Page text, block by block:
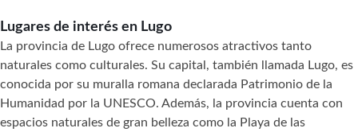
Lugares de interés en Lugo
La provincia de Lugo ofrece numerosos atractivos tanto
naturales como culturales. Su capital, también llamada Lugo, es
conocida por su muralla romana declarada Patrimonio de la
Humanidad por la UNESCO. Además, la provincia cuenta con
espacios naturales de gran belleza como la Playa de las